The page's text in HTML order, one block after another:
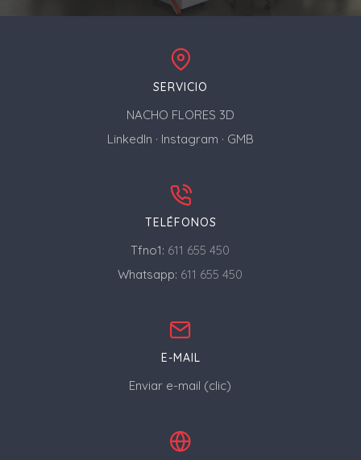
SERVICIO
NACHO FLORES 3D
LinkedIn · Instagram · GMB
TELÉFONOS
Tfno1: 611 655 450
Whatsapp: 611 655 450
E-MAIL
Enviar e-mail (clic)